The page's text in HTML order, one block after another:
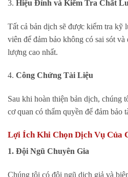
3. Hiệu Đính và Kiểm Tra Chất
Tất cả bản dịch sẽ được kiểm tra kỹ
viên để đảm bảo không có sai sót
lượng cao nhất.
4. Công Chứng Tài Liệu
Sau khi hoàn thiện bản dịch, chúng
cơ quan có thẩm quyền để đảm bảo
Lợi Ích Khi Chọn Dịch Vụ Của
1. Đội Ngũ Chuyên Gia
Chúng tôi có đội ngũ dịch giả và